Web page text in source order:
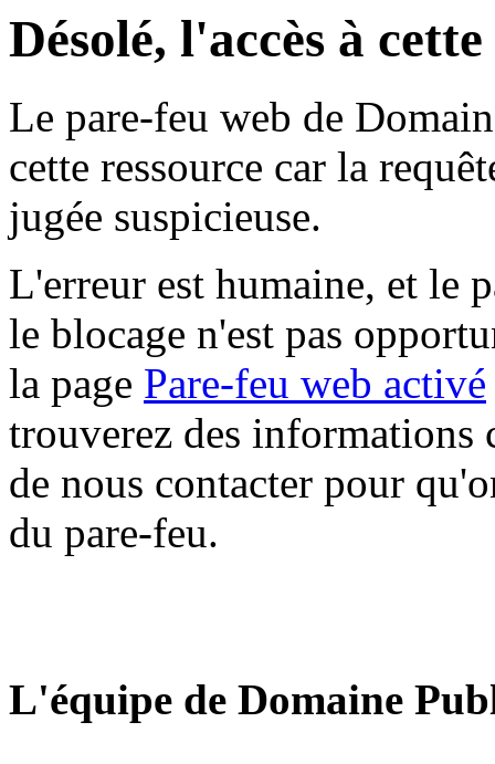
Désolé, l'accès à
Le pare-feu web de
cette ressource car la
jugée suspicieuse.
L'erreur est humaine, et le
le blocage n'est pas
la page Pare-feu web activé
trouverez des informations
de nous contacter pour
du pare-feu.
L'équipe de Domaine